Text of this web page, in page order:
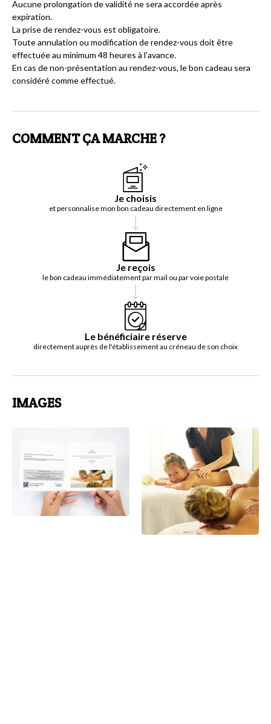
Aucune prolongation de validité ne sera accordée après
expiration.
La prise de rendez-vous est obligatoire.
Toute annulation ou modification de rendez-vous doit être
effectuée au minimum 48 heures à l’avance.
En cas de non-présentation au rendez-vous, le bon cadeau sera
considéré comme effectué.
COMMENT ÇA MARCHE ?
Je choisis
et personnalise mon bon cadeau directement en ligne
Je reçois
le bon cadeau immédiatement par mail ou par voie postale
Le bénéficiaire réserve
directement auprès de l'établissement au créneau de son choix
IMAGES